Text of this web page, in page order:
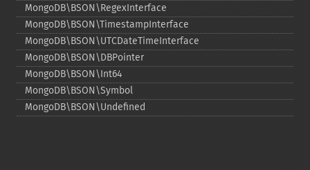
MongoDB\BSON\RegexInterface
MongoDB\BSON\TimestampInterface
MongoDB\BSON\UTCDateTimeInterface
MongoDB\BSON\DBPointer
MongoDB\BSON\Int64
MongoDB\BSON\Symbol
MongoDB\BSON\Undefined